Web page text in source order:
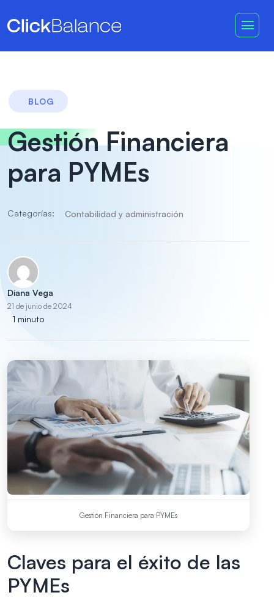
BLOG
Gestión Financiera
para PYMEs
Categorías: Contabilidad y administración
Diana Vega
21 de junio de 2024
1 minuto
Gestión Financiera para PYMEs
Claves para el éxito de las
PYMEs